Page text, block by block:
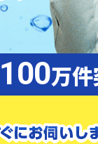
100万